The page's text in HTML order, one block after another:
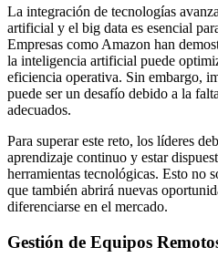
La integración de tecnologías
artificial y el big data es esencial
Empresas como Amazon han
la inteligencia artificial puede
eficiencia operativa. Sin embargo,
puede ser un desafío debido a la
adecuados.
Para superar este reto, los líderes
aprendizaje continuo y estar
herramientas tecnológicas. Esto no
que también abrirá nuevas
diferenciarse en el mercado.
Gestión de Equipos